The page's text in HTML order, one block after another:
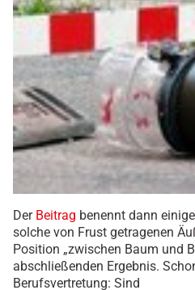
Der Beitrag benennt dann
solche von Frust getragenen
Position „zwischen Baum und
abschließenden Ergebnis.
Berufsvertretung: Sind